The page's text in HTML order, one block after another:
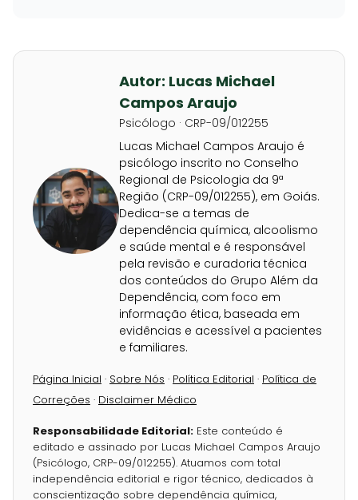
Autor: Lucas Michael
Campos Araujo
Psicólogo · CRP-09/012255
Lucas Michael Campos Araujo é
psicólogo inscrito no Conselho
Regional de Psicologia da 9ª
Região (CRP-09/012255), em Goiás.
Dedica-se a temas de
dependência química, alcoolismo
e saúde mental e é responsável
pela revisão e curadoria técnica
dos conteúdos do Grupo Além da
Dependência, com foco em
informação ética, baseada em
evidências e acessível a pacientes
e familiares.
Página Inicial · Sobre Nós · Política Editorial · Política de
Correções · Disclaimer Médico
Responsabilidade Editorial: Este conteúdo é
editado e assinado por Lucas Michael Campos Araujo
(Psicólogo, CRP-09/012255). Atuamos com total
independência editorial e rigor técnico, dedicados à
conscientização sobre dependência química,